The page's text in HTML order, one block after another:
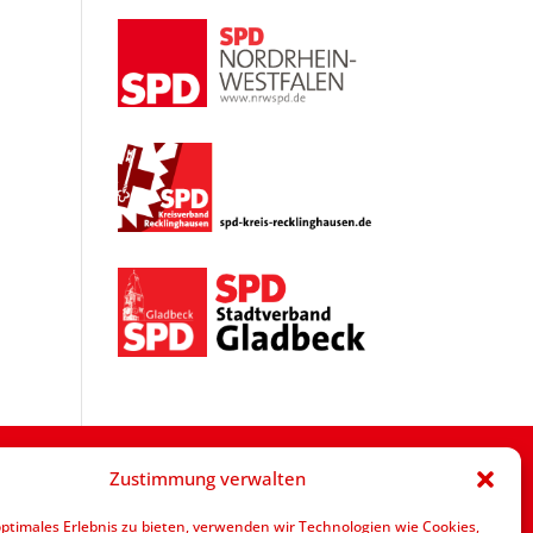
Zustimmung verwalten
Erlebnis zu bieten, verwenden wir Technologien wie Cookies,